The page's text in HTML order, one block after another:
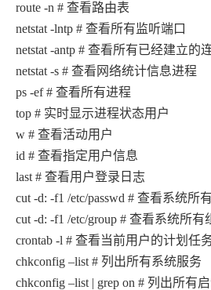
route -n # 查看路由表
netstat -lntp # 查看所有监听端口
netstat -antp # 查看所有已经建立的
netstat -s # 查看网络统计信息进程
ps -ef # 查看所有进程
top # 实时显示进程状态用户
w # 查看活动用户
id # 查看指定用户信息
last # 查看用户登录日志
cut -d: -f1 /etc/passwd # 查看系统所
cut -d: -f1 /etc/group # 查看系统所有
crontab -l # 查看当前用户的计划任
chkconfig –list # 列出所有系统服务
chkconfig –list | grep on # 列出所有